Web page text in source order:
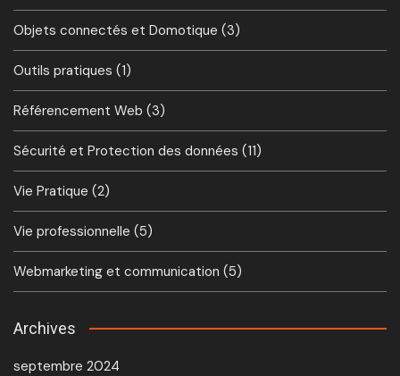
Objets connectés et Domotique (3)
Outils pratiques (1)
Référencement Web (3)
Sécurité et Protection des données (11)
Vie Pratique (2)
Vie professionnelle (5)
Webmarketing et communication (5)
Archives
septembre 2024